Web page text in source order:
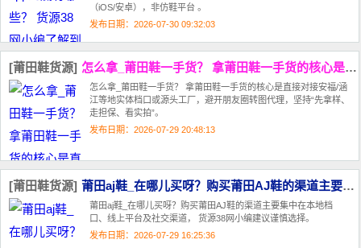
（iOS/安卓），非仿鞋平台 。
发布日期：2026-07-30 09:32:03
[莆田鞋货源] 怎么拿_莆田鞋一手货？ 拿莆田鞋一手货的核心是‌直接对接安福/涵江等地
怎么拿_莆田鞋一手货？ 拿莆田鞋一手货的核心是‌直接对接安福/涵
江等地实体档口或源头工厂，避开朋友圈转图代理，坚持“先拿样、
走担保、看实拍”‌。‌‌
发布日期：2026-07-29 20:48:13
[莆田鞋货源] 莆田aj鞋_在哪儿买呀？购买莆田AJ鞋的渠道主要集中在本地档口、线上平台
莆田aj鞋_在哪儿买呀？购买莆田AJ鞋的渠道主要集中在本地档
口、线上平台及社交渠道‌， 货源38网小编建议谨慎选择。‌‌‌
发布日期：2026-07-29 16:25:36